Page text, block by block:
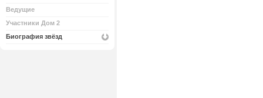
Ведущие
Участники Дом 2
Биография звёзд